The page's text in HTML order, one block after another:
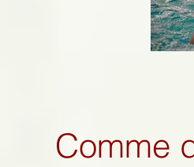
Comme